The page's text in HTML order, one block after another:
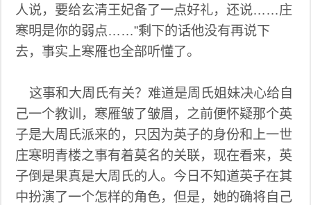
人说，要给玄清王妃备了一点好礼，还说……庄
寒明是你的弱点……”剩下的话他没有再说下
去，事实上寒雁也全部听懂了。
这事和大周氏有关？难道是周氏姐妹决心给自
己一个教训，寒雁皱了皱眉，之前便怀疑那个英
子是大周氏派来的，只因为英子的身份和上一世
庄寒明青楼之事有着莫名的关联，现在看来，英
子倒是果真是大周氏的人。今日不知道英子在其
中扮演了一个怎样的角色，但是，她的确将自己